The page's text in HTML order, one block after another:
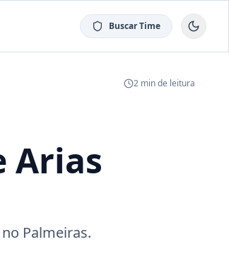
Buscar Time
2 min de leitura
Arias
Palmeiras.